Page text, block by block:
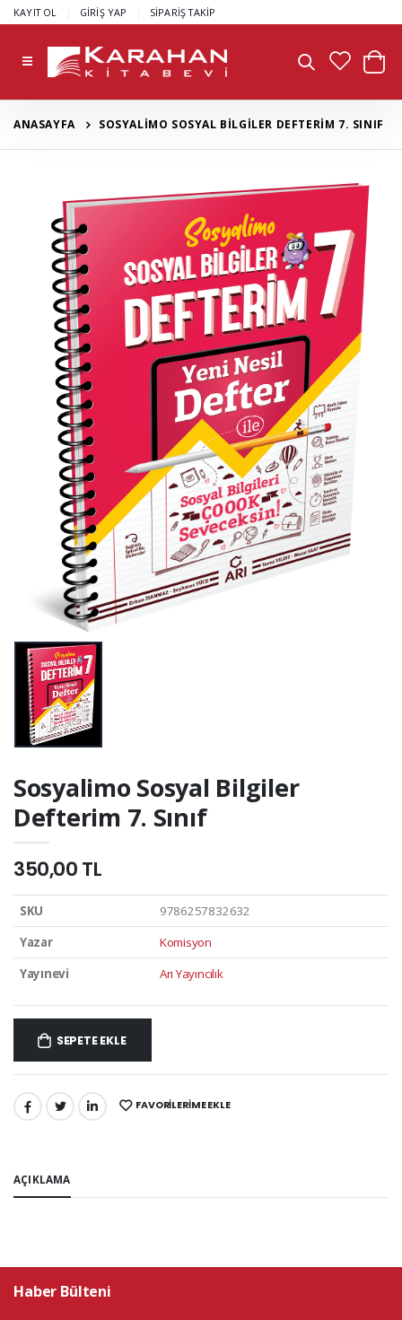
KAYIT OL GİRİŞ YAP SİPARİŞ TAKİP
ANASAYFA SOSYALİMO SOSYAL BİLGİLER DEFTERİM 7. SINIF
Sosyalimo Sosyal Bilgiler
Defterim 7. Sınıf
350,00 TL
SKU
9786257832632
Yazar
Komisyon
Yayınevi
Arı Yayıncılık
SEPETE EKLE
PAYLAŞ: FAVORILERIME EKLE
AÇIKLAMA
Haber Bülteni